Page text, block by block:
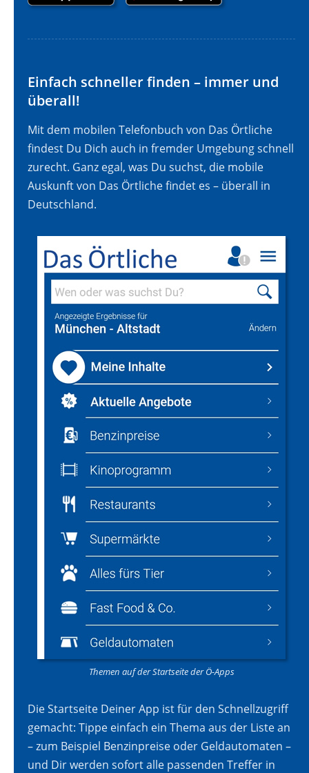
Einfach schneller finden – immer und
überall!
Mit dem mobilen Telefonbuch von Das Örtliche
findest Du Dich auch in fremder Umgebung schnell
zurecht. Ganz egal, was Du suchst, die mobile
Auskunft von Das Örtliche findet es – überall in
Deutschland.
Themen auf der Startseite der Ö-Apps
Die Startseite Deiner App ist für den Schnellzugriff
gemacht: Tippe einfach ein Thema aus der Liste an
– zum Beispiel Benzinpreise oder Geldautomaten –
und Dir werden sofort alle passenden Treffer in